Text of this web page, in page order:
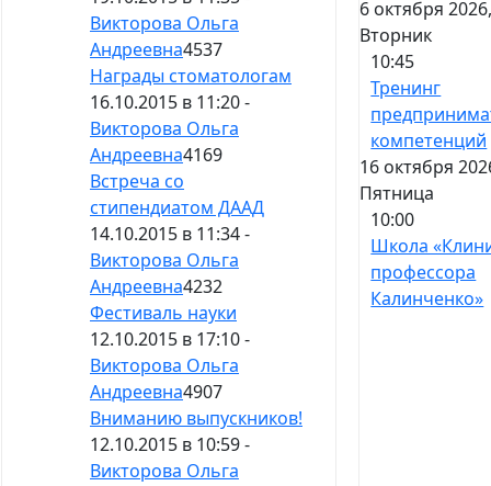
Викторова Ольга
Андреевна4537
Награды стоматологам
16.10.2015 в 11:20 -
Викторова Ольга
Андреевна4169
Встреча со
стипендиатом ДААД
14.10.2015 в 11:34 -
Викторова Ольга
Андреевна4232
Фестиваль науки
12.10.2015 в 17:10 -
Викторова Ольга
Андреевна4907
Вниманию выпускников!
12.10.2015 в 10:59 -
Викторова Ольга
6 октября
Вторник
10:45
Тренинг
компетенций
16 октября
Пятница
10:00
Школа
профессора
Калинченко»